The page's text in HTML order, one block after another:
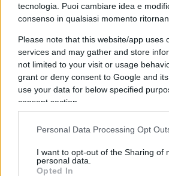
tecnologia. Puoi cambiare idea e
consenso in qualsiasi momento
Please note that this website/app uses
services and may gather and store
not limited to your visit or usage
grant or deny consent to Google and
use your data for below specified
consent section.
Personal Data Processing Opt
I want to opt-out of the Sharing of
personal data.
Opted In
Colombiase verranno meno
dagli Stati Uniti tramite l’USAID
non sarà più in grado di
persone assistite in nove
ecclesiastiche. InBangladesh
l’interruzione degli aiuti
quasi 700.000 rifugiati
Rohingya
grande campo profughi del